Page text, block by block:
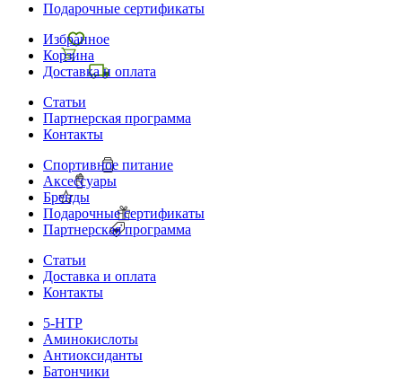
Подарочные сертификаты
Избранное
Корзина
Доставка и оплата
Статьи
Партнерская программа
Контакты
Спортивное питание
Аксессуары
Бренды
Подарочные сертификаты
Партнерская программа
Статьи
Доставка и оплата
Контакты
5-HTP
Аминокислоты
Антиоксиданты
Батончики